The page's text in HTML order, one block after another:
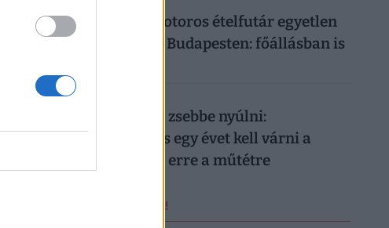
Ennyit keres egy motoros ételfutár egyetlen
hét alatt 2026-ban Budapesten: főállásban is
2026. augusztus 8.
Nem elég mélyen a zsebbe nyúlni:
magánellátásban is egy évet kell várni a
magyar férfiaknak erre a műtétre
ERRŐL NE MARADJ LE!